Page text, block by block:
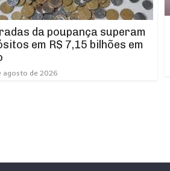
da poupança superam
em R$ 7,15 bilhões em
agosto de 2026